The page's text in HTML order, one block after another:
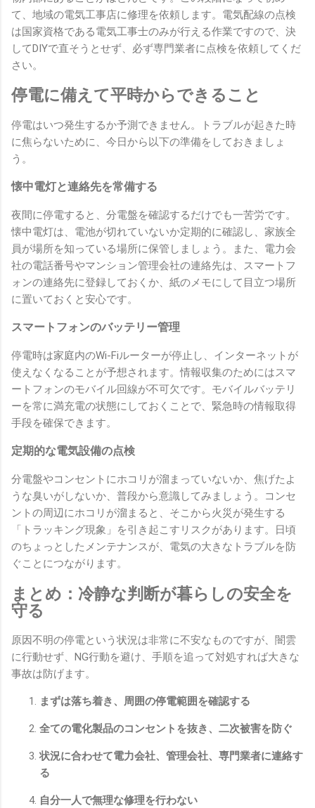
て、地域の電気工事店に修理を依頼します。電気配線の点検
は国家資格である電気工事士のみが行える作業ですので、決
してDIYで直そうとせず、必ず専門業者に点検を依頼してくだ
さい。
停電に備えて平時からできること
停電はいつ発生するか予測できません。トラブルが起きた時
に焦らないために、今日から以下の準備をしておきましょ
う。
懐中電灯と連絡先を常備する
夜間に停電すると、分電盤を確認するだけでも一苦労です。
懐中電灯は、電池が切れていないか定期的に確認し、家族全
員が場所を知っている場所に保管しましょう。また、電力会
社の電話番号やマンション管理会社の連絡先は、スマートフ
ォンの連絡先に登録しておくか、紙のメモにして目立つ場所
に置いておくと安心です。
スマートフォンのバッテリー管理
停電時は家庭内のWi-Fiルーターが停止し、インターネットが
使えなくなることが予想されます。情報収集のためにはスマ
ートフォンのモバイル回線が不可欠です。モバイルバッテリ
ーを常に満充電の状態にしておくことで、緊急時の情報取得
手段を確保できます。
定期的な電気設備の点検
分電盤やコンセントにホコリが溜まっていないか、焦げたよ
うな臭いがしないか、普段から意識してみましょう。コンセ
ントの周辺にホコリが溜まると、そこから火災が発生する
「トラッキング現象」を引き起こすリスクがあります。日頃
のちょっとしたメンテナンスが、電気の大きなトラブルを防
ぐことにつながります。
まとめ：冷静な判断が暮らしの安全を
守る
原因不明の停電という状況は非常に不安なものですが、闇雲
に行動せず、NG行動を避け、手順を追って対処すれば大きな
事故は防げます。
まずは落ち着き、周囲の停電範囲を確認する
全ての電化製品のコンセントを抜き、二次被害を防ぐ
状況に合わせて電力会社、管理会社、専門業者に連絡す
る
自分一人で無理な修理を行わない